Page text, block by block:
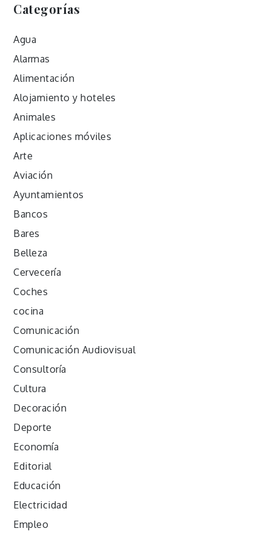
Categorías
Agua
Alarmas
Alimentación
Alojamiento y hoteles
Animales
Aplicaciones móviles
Arte
Aviación
Ayuntamientos
Bancos
Bares
Belleza
Cervecería
Coches
cocina
Comunicación
Comunicación Audiovisual
Consultoría
Cultura
Decoración
Deporte
Economía
Editorial
Educación
Electricidad
Empleo